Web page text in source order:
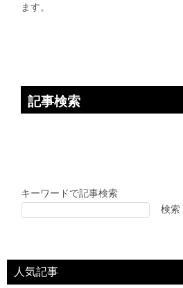
ます。
記事検索
キーワードで記事検索
検索
人気記事